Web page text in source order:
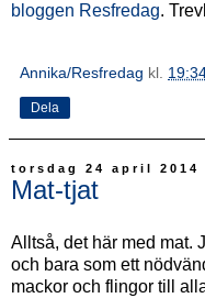
bloggen Resfredag.
Annika/Resfredag kl.
Dela
torsdag 24 april 2014
Mat-tjat
Alltså, det här med mat.
och bara som ett
mackor och flingor till